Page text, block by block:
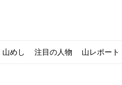
山めし 注目の人物 山レポート